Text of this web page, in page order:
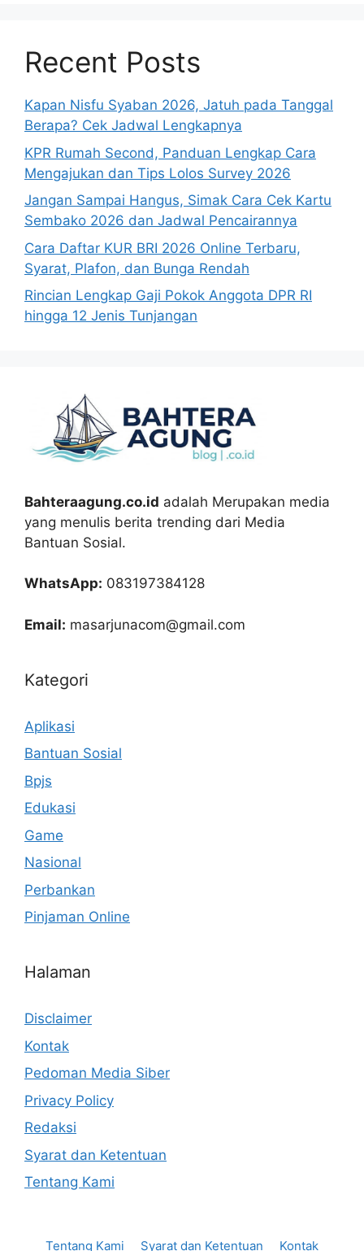
Recent Posts
Kapan Nisfu Syaban 2026, Jatuh pada Tanggal
Berapa? Cek Jadwal Lengkapnya
KPR Rumah Second, Panduan Lengkap Cara
Mengajukan dan Tips Lolos Survey 2026
Jangan Sampai Hangus, Simak Cara Cek Kartu
Sembako 2026 dan Jadwal Pencairannya
Cara Daftar KUR BRI 2026 Online Terbaru,
Syarat, Plafon, dan Bunga Rendah
Rincian Lengkap Gaji Pokok Anggota DPR RI
hingga 12 Jenis Tunjangan
Bahteraagung.co.id adalah Merupakan media
yang menulis berita trending dari Media
Bantuan Sosial.
WhatsApp: 083197384128
Email: masarjunacom@gmail.com
Kategori
Aplikasi
Bantuan Sosial
Bpjs
Edukasi
Game
Nasional
Perbankan
Pinjaman Online
Halaman
Disclaimer
Kontak
Pedoman Media Siber
Privacy Policy
Redaksi
Syarat dan Ketentuan
Tentang Kami
Tentang Kami Syarat dan Ketentuan Kontak